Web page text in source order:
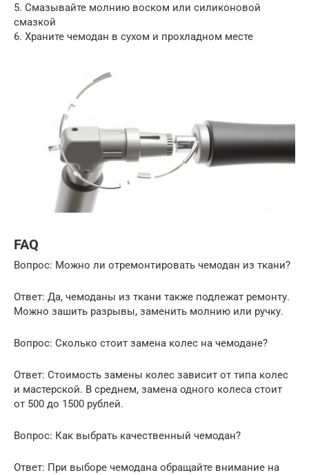
5. Смазывайте молнию воском или силиконовой
смазкой
6. Храните чемодан в сухом и прохладном месте
FAQ
Вопрос: Можно ли отремонтировать чемодан из ткани?
Ответ: Да, чемоданы из ткани также подлежат ремонту.
Можно зашить разрывы, заменить молнию или ручку.
Вопрос: Сколько стоит замена колес на чемодане?
Ответ: Стоимость замены колес зависит от типа колес
и мастерской. В среднем, замена одного колеса стоит
от 500 до 1500 рублей.
Вопрос: Как выбрать качественный чемодан?
Ответ: При выборе чемодана обращайте внимание на